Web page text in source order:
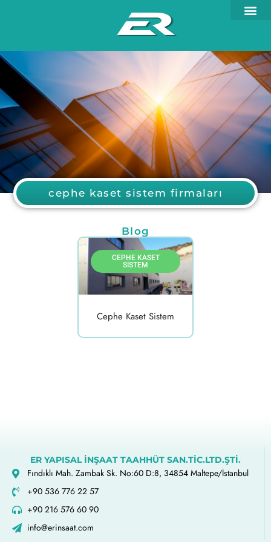
cephe kaset sistem firmaları
Blog
CEPHE KASET
SISTEM
Cephe Kaset Sistem
ER YAPISAL İNŞAAT TAAHHÜT SAN.TİC.LTD.ŞTİ.
Fındıklı Mah. Zambak Sk. No:60 D:8, 34854 Maltepe/İstanbul
+90 536 776 22 57
+90 216 576 60 90
info@erinsaat.com